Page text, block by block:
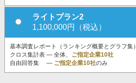
ライトプラン2
1,100,000円（税込）
基本調査レポート（ランキング概要とグラフ集）
クロス集計表 ― 全体、 ご指定企業10社
自由回答集 ― ご指定企業10社のみ